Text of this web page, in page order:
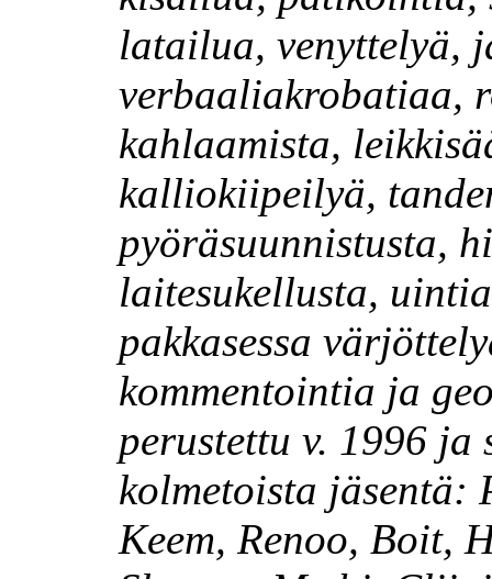
latailua, venyttelyä,
verbaaliakrobatiaa,
kahlaamista,
kalliokiipeilyä,
pyöräsuunnistusta,
laitesukellusta,
pakkasessa
kommentointia ja
perustettu v. 1996
kolmetoista
Keem, Renoo, Boit,